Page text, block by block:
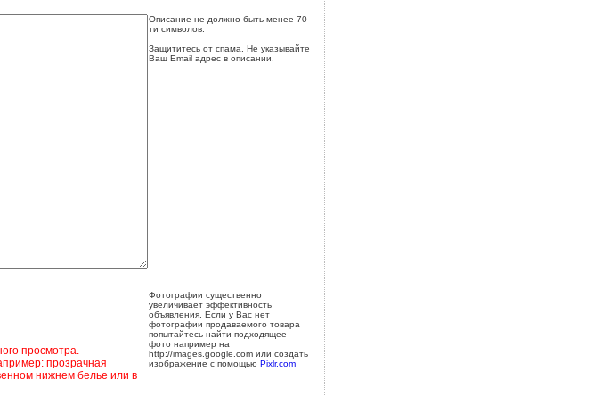
Описание не должно быть менее 70-
ти символов.
Защититесь от спама. Не указывайте
Ваш Email адрес в описании.
просмотра.
прозрачная
нижнем белье или в
Фотографии существенно
увеличивает эффективность
объявления. Если у Вас нет
фотографии продаваемого товара
попытайтесь найти подходящее
фото например на
http://images.google.com или создать
изображение с помощью Pixlr.com